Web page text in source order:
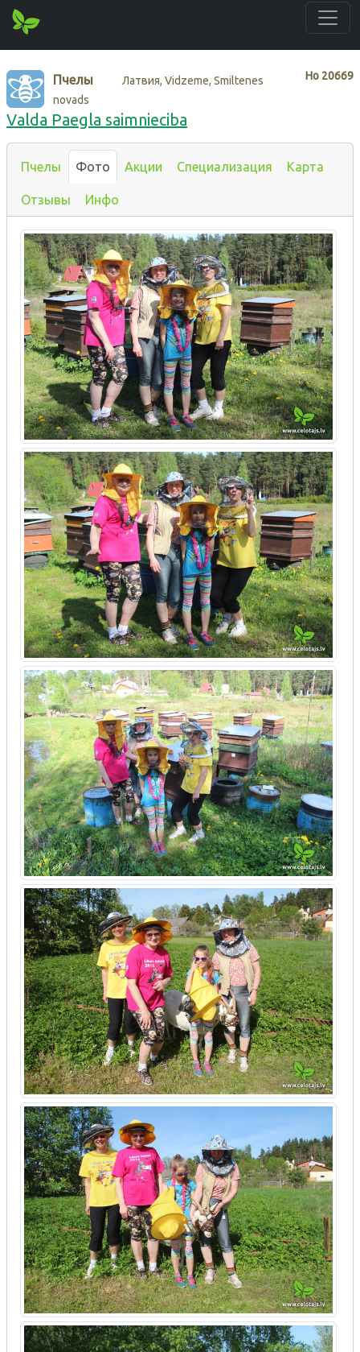
Нo 20669
Пчелы
Латвия, Vidzeme, Smiltenes
novads
Valda Paegla saimnieciba
Пчелы Фото Акции Специализация Карта
Отзывы Инфо